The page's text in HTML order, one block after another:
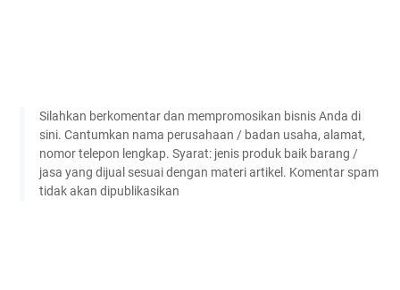
Silahkan berkomentar dan mempromosikan bisnis Anda di
sini. Cantumkan nama perusahaan / badan usaha, alamat,
nomor telepon lengkap. Syarat: jenis produk baik barang /
jasa yang dijual sesuai dengan materi artikel. Komentar spam
tidak akan dipublikasikan